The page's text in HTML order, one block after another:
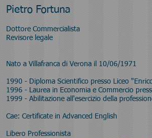
Pietro Fortuna
Dottore Commercialista
Revisore legale
Nato a Villafranca di Verona il 10/06/1971
1990 - Diploma Scientifico presso Liceo
1996 - Laurea in Economia e Commercio
1999 - Abilitazione all'esercizio della
Cae: Certificate in Advanced English
Libero Professionista